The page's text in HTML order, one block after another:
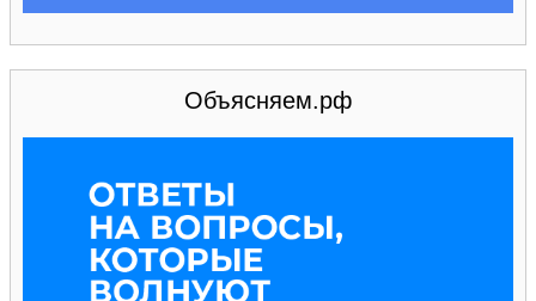
Объясняем.рф